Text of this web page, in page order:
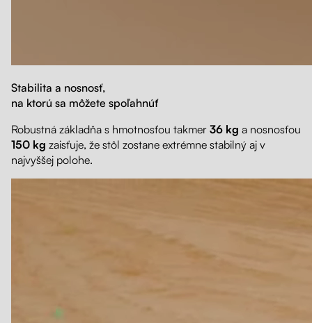
Stabilita a nosnosť,
na ktorú sa môžete spoľahnúť
Robustná základňa s hmotnosťou takmer 36 kg a nosnosťou
150 kg zaisťuje, že stôl zostane extrémne stabilný aj v
najvyššej polohe.